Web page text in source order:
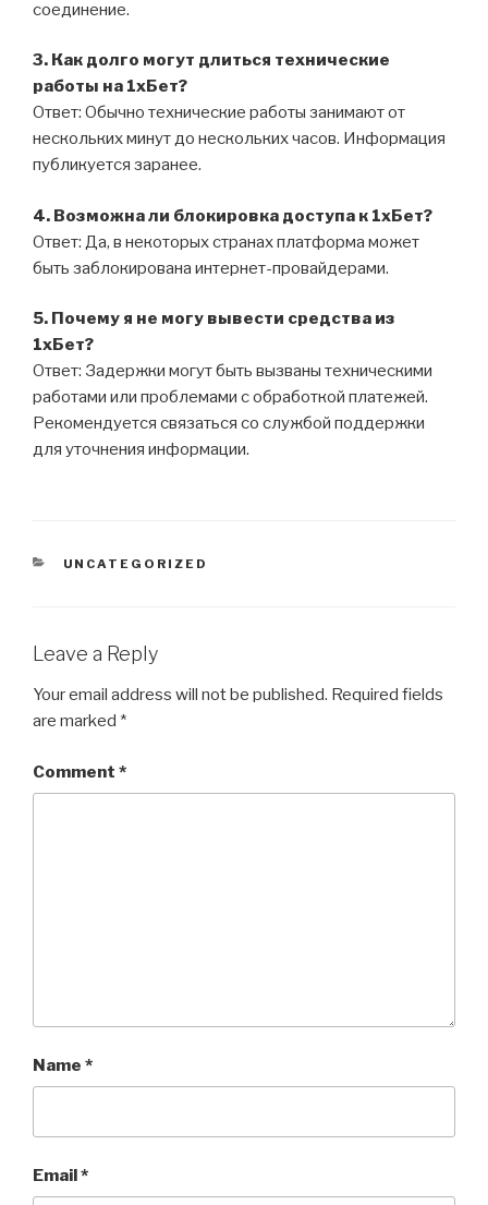
соединение.
3. Как долго могут длиться технические
работы на 1хБет?
Ответ: Обычно технические работы занимают от
нескольких минут до нескольких часов. Информация
публикуется заранее.
4. Возможна ли блокировка доступа к 1хБет?
Ответ: Да, в некоторых странах платформа может
быть заблокирована интернет-провайдерами.
5. Почему я не могу вывести средства из
1хБет?
Ответ: Задержки могут быть вызваны техническими
работами или проблемами с обработкой платежей.
Рекомендуется связаться со службой поддержки
для уточнения информации.
CATEGORIES
UNCATEGORIZED
Leave a Reply
Your email address will not be published. Required fields
are marked *
Comment *
Name *
Email*